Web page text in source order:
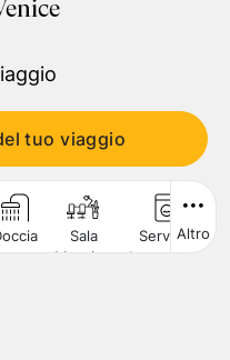
tuo viaggio
Sala
Meeting
Servizio
Lavanderia
Altro